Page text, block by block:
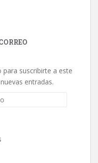
suscribirte a este
entradas.